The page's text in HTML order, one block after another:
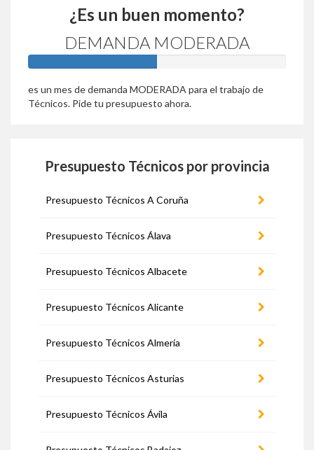
¿Es un buen momento?
DEMANDA MODERADA
es un mes de demanda MODERADA para el trabajo de
Técnicos. Pide tu presupuesto ahora.
Presupuesto Técnicos por provincia
Presupuesto Técnicos A Coruña
Presupuesto Técnicos Álava
Presupuesto Técnicos Albacete
Presupuesto Técnicos Alicante
Presupuesto Técnicos Almería
Presupuesto Técnicos Asturias
Presupuesto Técnicos Ávila